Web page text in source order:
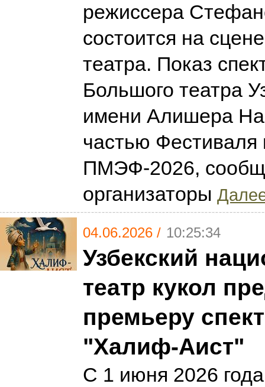
режиссера
состоится на
театра. Показ
Большого театра
имени Алишера
частью Фестиваля
ПМЭФ-2026,
организаторы
04.06.2026 / 10:25:34
Узбекский
театр кукол
премьеру
"Халиф-Аист"
С 1 июня 2026